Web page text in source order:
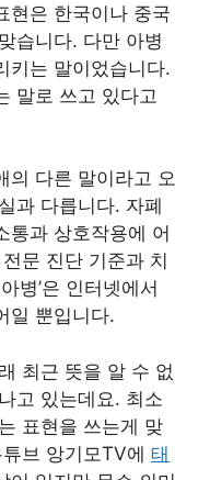
현은 한국이나 중국
습니다. 다만 아병
키는 말이었습니다.
말로 쓰고 있다고
의 다른 말이라고 오
과 다릅니다. 자폐
통과 상호작용에 어
문 진단 기준과 치
병’은 인터넷에서
일 뿐입니다.
최근 뜻을 알 수 없
고 있는데요. 최소
표현을 쓰는게 맞
브 앙기모TV에 태